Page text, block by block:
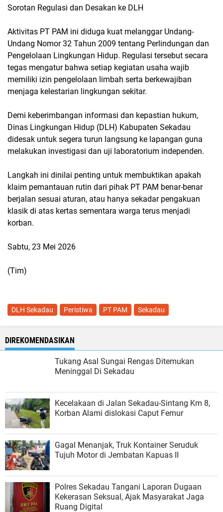
Sorotan Regulasi dan Desakan ke DLH
Aktivitas PT PAM ini diduga kuat melanggar Undang-
Undang Nomor 32 Tahun 2009 tentang Perlindungan dan
Pengelolaan Lingkungan Hidup. Regulasi tersebut secara
tegas mengatur bahwa setiap kegiatan usaha wajib
memiliki izin pengelolaan limbah serta berkewajiban
menjaga kelestarian lingkungan sekitar.
Demi keberimbangan informasi dan kepastian hukum,
Dinas Lingkungan Hidup (DLH) Kabupaten Sekadau
didesak untuk segera turun langsung ke lapangan guna
melakukan investigasi dan uji laboratorium independen.
Langkah ini dinilai penting untuk membuktikan apakah
klaim pemantauan rutin dari pihak PT PAM benar-benar
berjalan sesuai aturan, atau hanya sekadar pengakuan
klasik di atas kertas sementara warga terus menjadi
korban.
Sabtu, 23 Mei 2026
(Tim)
DLH Sekadau Peristiwa PT PAM Sekadau
DIREKOMENDASIKAN
Tukang Asal Sungai Rengas Ditemukan
Meninggal Di Sekadau
Kecelakaan di Jalan Sekadau-Sintang Km 8,
Korban Alami dislokasi Caput Femur
Gagal Menanjak, Truk Kontainer Seruduk
Tujuh Motor di Jembatan Kapuas II
Polres Sekadau Tangani Laporan Dugaan
Kekerasan Seksual, Ajak Masyarakat Jaga
Ruang Digital